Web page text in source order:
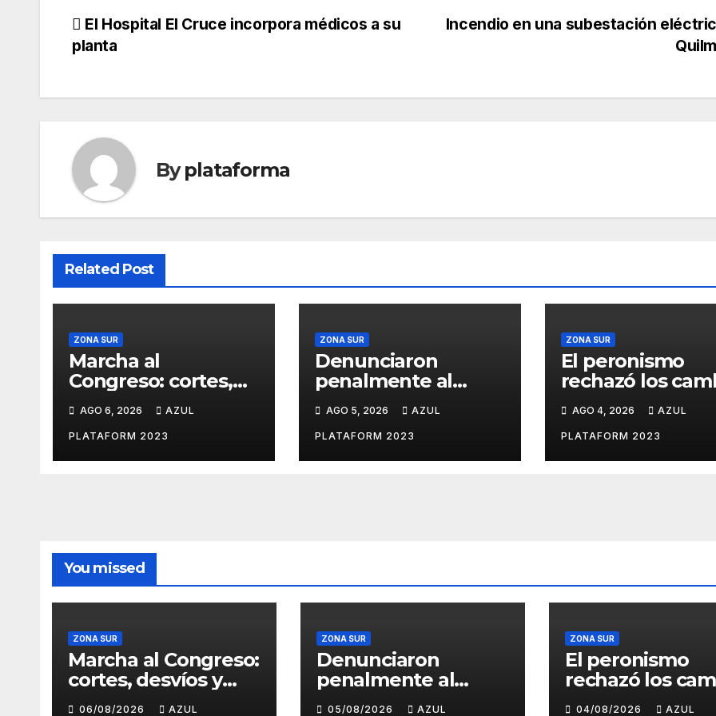
Incendio en una subestación
El Hospital El Cruce incorpora médicos a su
planta
Byplataforma
Related Post
ZONA SUR
Marcha al
Congreso: cortes,
desvíos y operativo
de seguridad por la
protesta contra la
reforma de la Ley
AGO 6, 2026 AZUL
PLATAFORM 2023
ZONA SUR
Denunciaron
penalmente al
abogado libertario
que propuso tirar
napalm sobre el
Gran Buenos Aires
AGO 5, 2026 AZUL
PLATAFORM 2023
ZONA SUR
El peronismo
rechazó los
a la ley de Tierras
convocó a
movilizarse el
jueves en
AGO 4, 2026 AZUL
PLATAFORM 2023
You missed
ZONA SUR
Marcha al Congreso:
cortes, desvíos y
operativo de
06/08/2026 AZUL
ZONA SUR
Denunciaron
penalmente al
abogado libertario
05/08/2026 AZUL
ZONA SUR
El peronismo
rechazó los
a la ley de
04/08/2026 AZUL